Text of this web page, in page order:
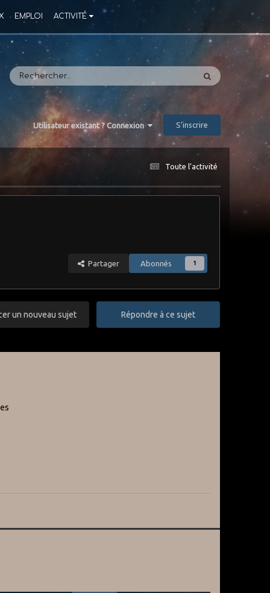
EMPLOI ACTIVITÉ
Utilisateur existant ? Connexion S’inscrire
Toute l’activité
Partager Abonnés 1
Répondre à ce sujet
un nouveau sujet